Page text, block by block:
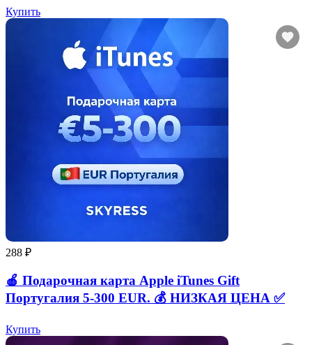
Купить
288 ₽
🍎 Подарочная карта Apple iTunes Gift
Португалия 5-300 EUR. 💰 НИЗКАЯ ЦЕНА ✅
Купить